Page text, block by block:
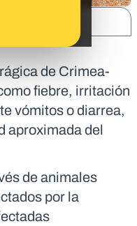
de Crimea-
fiebre, irritación
vómitos o diarrea,
aproximada del
de animales
por la